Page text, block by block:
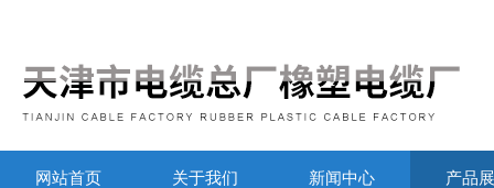
网站首页 关于我们 新闻中心 产品